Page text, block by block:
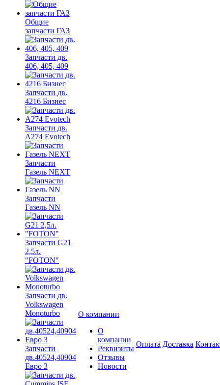
Общие
запчасти ГАЗ
Запчасти дв.
406, 405, 409
Запчасти дв.
4216 Бизнес
Запчасти дв.
A274 Evotech
Запчасти
Газель NEXT
Запчасти
Газель NN
Запчасти G21
2,5л.
"FOTON"
Запчасти дв.
Volkswagen
Monoturbo
Запчасти
дв.40524,40904
Евро 3
О компании
О
компании
Реквизиты
Отзывы
Новости
Оплата Доставка